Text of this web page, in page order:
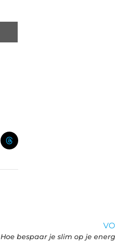
Hoe bespaar je slim op je